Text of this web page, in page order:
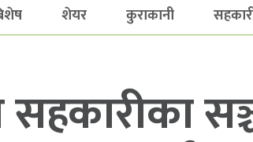
शेयर कुराकानी
सहकारीका